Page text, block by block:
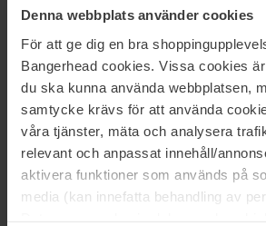
Denna webbplats använder cookies
För att ge dig en bra
Bangerhead cookies. Vissa cookies
du ska kunna använda webbplatsen,
samtycke krävs för att använda
våra tjänster, mäta och analysera
relevant och anpassat innehåll/
aktivera funktioner som används på
media (kan innefatta behandling av